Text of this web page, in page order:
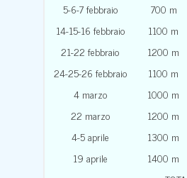
5-6-7 febbraio
700 m
14-15-16 febbraio
1100 m
21-22 febbraio
1200 m
24-25-26 febbraio
1100 m
4 marzo
1000 m
22 marzo
1200 m
4-5 aprile
1300 m
19 aprile
1400 m